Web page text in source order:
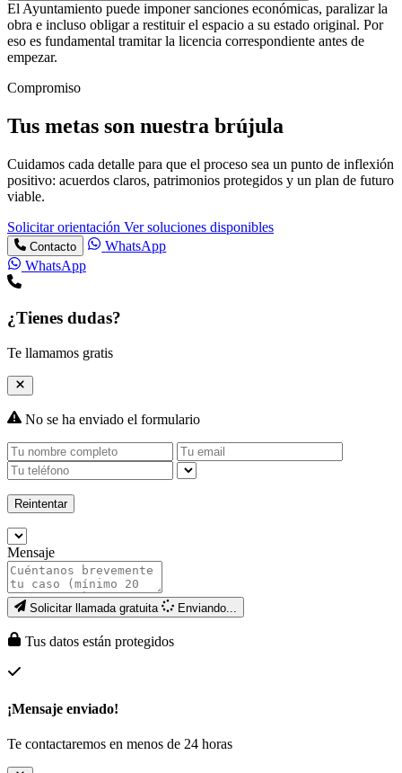
El Ayuntamiento puede imponer sanciones económicas, paralizar la
obra e incluso obligar a restituir el espacio a su estado original. Por
eso es fundamental tramitar la licencia correspondiente antes de
empezar.
Compromiso
Tus metas son nuestra brújula
Cuidamos cada detalle para que el proceso sea un punto de inflexión
positivo: acuerdos claros, patrimonios protegidos y un plan de futuro
viable.
Solicitar orientación Ver soluciones disponibles
Contacto
WhatsApp
WhatsApp
¿Tienes dudas?
Te llamamos gratis
No se ha enviado el formulario
Reintentar
Mensaje
Solicitar llamada gratuita Enviando...
Tus datos están protegidos
¡Mensaje enviado!
Te contactaremos en menos de 24 horas